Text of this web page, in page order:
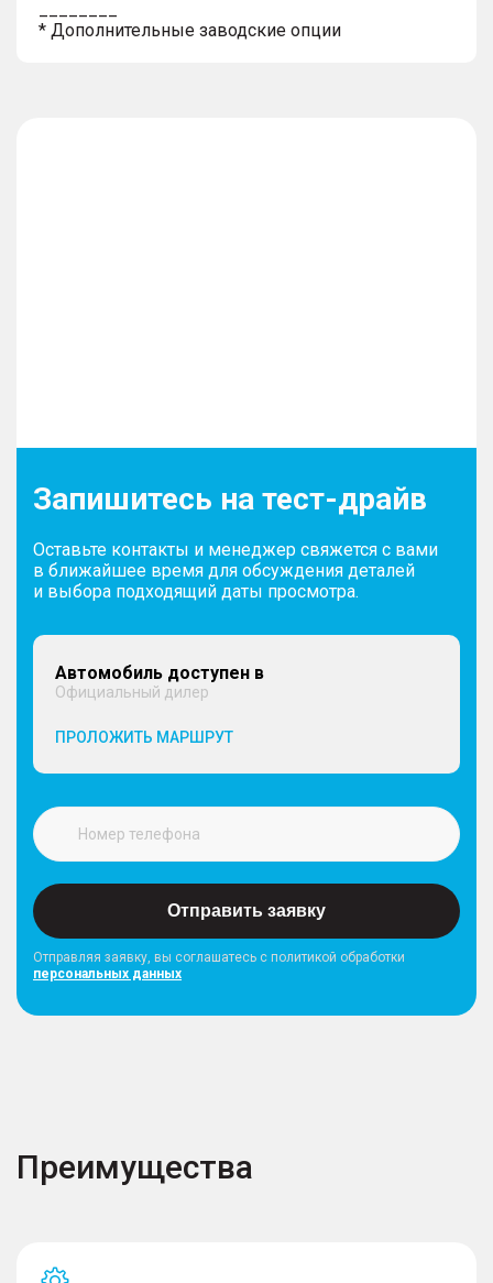
* Дополнительные заводские опции
Запишитесь на тест-драйв
Оставьте контакты и менеджер свяжется с вами
в ближайшее время для обсуждения деталей
и выбора подходящий даты просмотра.
Автомобиль доступен в
Официальный дилер
ПРОЛОЖИТЬ МАРШРУТ
Отправить заявку
Отправляя заявку, вы соглашатесь с политикой обработки
персональных данных
Преимущества